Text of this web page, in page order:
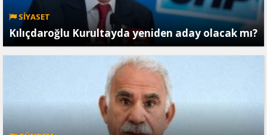
SİYASET
Kılıçdaroğlu Kurultayda yeniden aday olacak mı?